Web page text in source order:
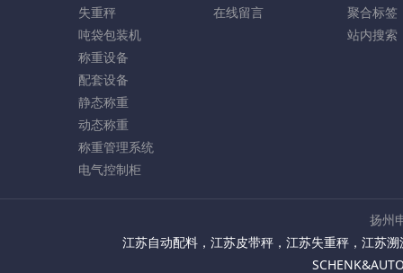
失重秤
吨袋包装机
称重设备
配套设备
静态称重
动态称重
称重管理系统
电气控制柜
在线留言
聚合标签
站内搜索
扬州
江苏自动配料， 江苏皮带秤， 江苏失重秤， 江苏溯